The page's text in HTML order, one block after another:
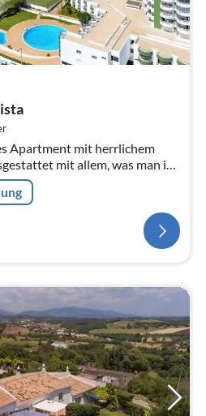
Apartment mit herrlichem
mit allem, was man im
Unterkunft für Ihren